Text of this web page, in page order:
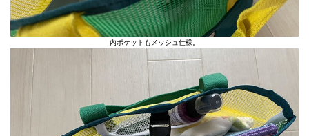
内ポケットもメッシュ仕様。